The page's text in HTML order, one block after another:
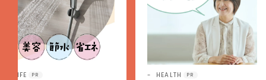
LIFE